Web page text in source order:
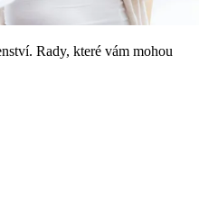
Rady, které vám mohou